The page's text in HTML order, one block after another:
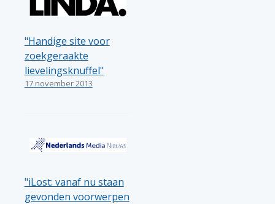
"Handige site voor
zoekgeraakte
lievelingsknuffel"
17 november 2013
"iLost: vanaf nu staan
gevonden voorwerpen